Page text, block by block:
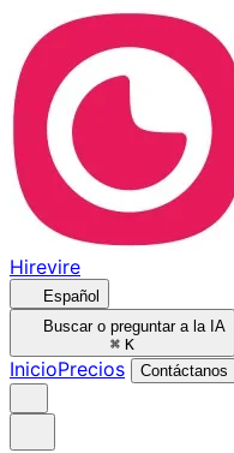
Hirevire
Español
Buscar o preguntar a la IA
⌘ K
InicioPrecios Contáctanos